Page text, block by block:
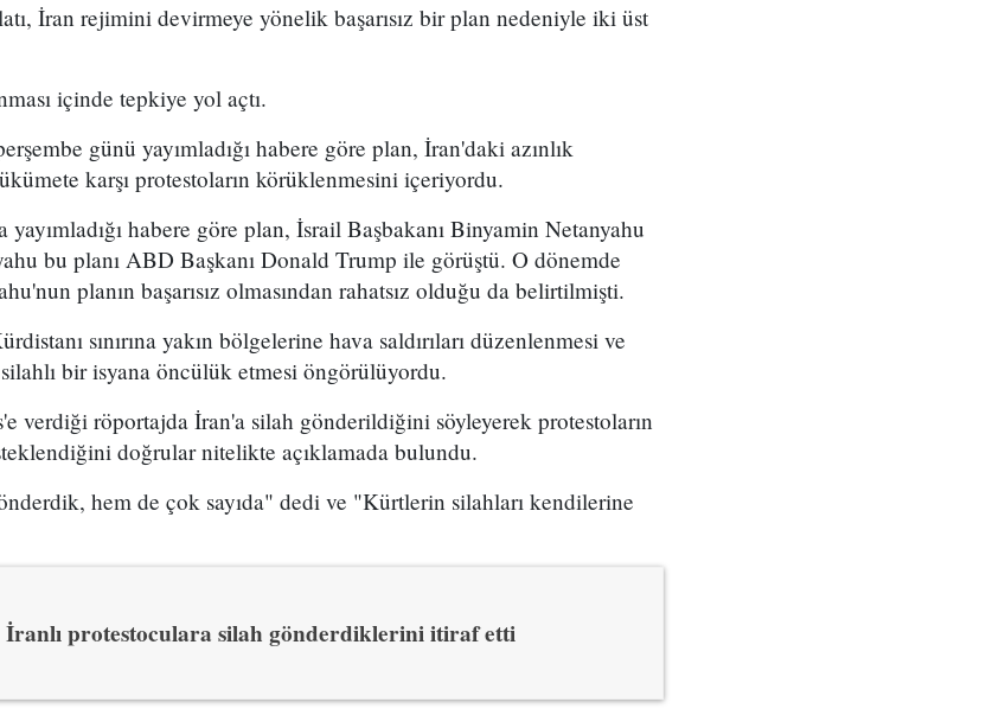
İran rejimini devirmeye yönelik başarısız bir plan nedeniyle iki üst
içinde tepkiye yol açtı.
günü yayımladığı habere göre plan, İran'daki azınlık
karşı protestoların körüklenmesini içeriyordu.
yayımladığı habere göre plan, İsrail Başbakanı Binyamin Netanyahu
bu planı ABD Başkanı Donald Trump ile görüştü. O dönemde
planın başarısız olmasından rahatsız olduğu da belirtilmişti.
sınırına yakın bölgelerine hava saldırıları düzenlenmesi ve
bir isyana öncülük etmesi öngörülüyordu.
verdiği röportajda İran'a silah gönderildiğini söyleyerek protestoların
doğrular nitelikte açıklamada bulundu.
hem de çok sayıda" dedi ve "Kürtlerin silahları kendilerine
protestoculara silah gönderdiklerini itiraf etti